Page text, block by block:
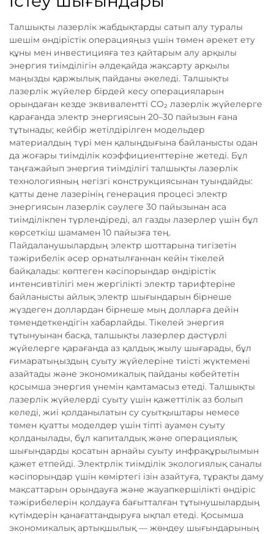
Талшықты лазерлік жабдықтарды сатып алу туралы
шешім өндірістік операцияңыз үшін төмен әрекет ету
құны мен инвестицияға тез қайтарым алу арқылы
энергия тиімділігін әлдеқайда жақсарту арқылы
маңызды қаржылық пайданы әкеледі. Талшықты
лазерлік жүйелер бірдей кесу операцияларын
орындаған кезде эквивалентті CO₂ лазерлік жүйелерге
қарағанда электр энергиясын 20–30 пайызын ғана
тұтынады; кейбір жетілдірілген модельдер
материалдың түрі мен қалыңдығына байланысты одан
да жоғары тиімділік коэффициенттеріне жетеді. Бұл
таңғажайып энергия тиімділігі талшықты лазерлік
технологияның негізгі конструкциясынан туындайды:
қатты дене лазерінің генерация процесі электр
энергиясын лазерлік сәулеге 30 пайызынан аса
тиімділікпен түрлендіреді, ал газды лазерлер үшін бұл
көрсеткіш шамамен 10 пайызға тең.
Пайдаланушылардың электр шоттарына тигізетін
тәжірибелік әсер орнатылғаннан кейін тікелей
байқалады: көптеген кәсіпорындар өндірістік
интенсивтілігі мен жергілікті электр тарифтеріне
байланысты айлық электр шығындарын бірнеше
жүздеген доллардан бірнеше мың долларға дейін
төмендеткендігін хабарлайды. Тікелей энергия
тұтынуынан басқа, талшықты лазерлер дәстүрлі
жүйелерге қарағанда аз қалдық жылу шығарады, бұл
ғимаратыңыздың суыту жүйелеріне тиісті жүктемені
азайтады және экономикалық пайданы көбейтетін
қосымша энергия үнемін қамтамасыз етеді. Талшықты
лазерлік жүйелерді суыту үшін қажеттілік аз болып
келеді, жиі қолданылатын су суытқыштары немесе
төмен қуатты моделдер үшін тіпті ауамен суыту
қолданылады, бұл капиталдық және операциялық
шығындарды қосатын арнайы суыту инфрақұрылымын
қажет етпейді. Электрлік тиімділік экологиялық саналы
кәсіпорындар үшін көміртегі ізін азайтуға, тұрақты даму
мақсаттарын орындауға және жауапкершілікті өндіріс
тәжірибелерін қолдауға бағытталған тұтынушылардың
күтімдерін қанағаттандыруға ықпал етеді. Қосымша
экономикалық артықшылық — жөндеу шығындарының